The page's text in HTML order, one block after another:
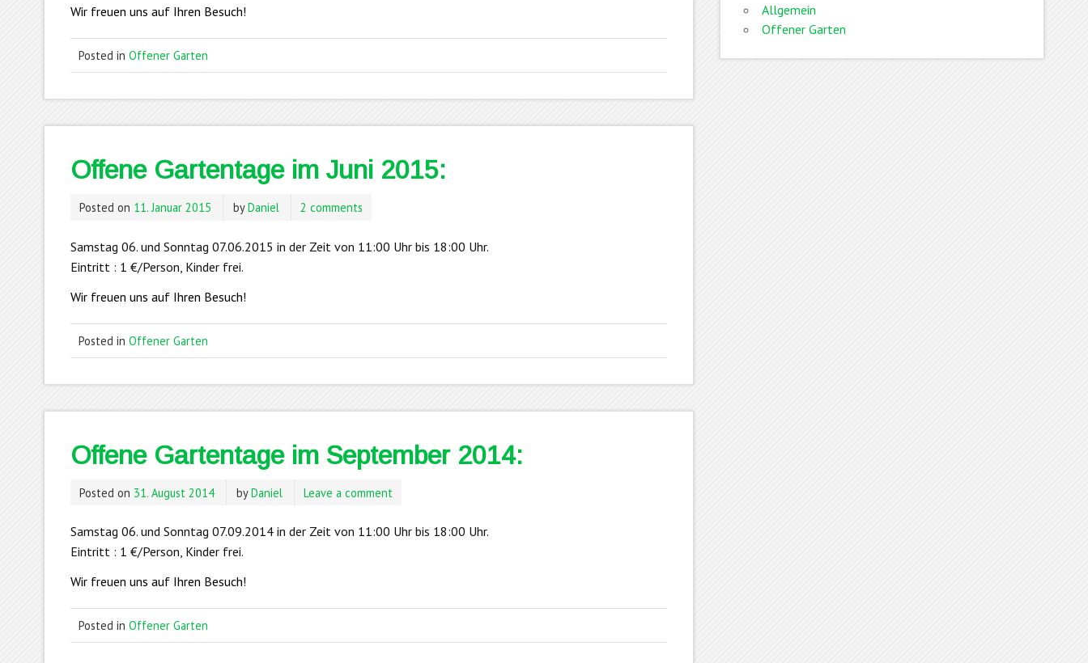
Wir freuen uns auf Ihren Besuch!
Posted in Offener Garten
Offene Gartentage im Juni 2015:
Posted on 11. Januar 2015 byDaniel 2 comments
Samstag 06. und Sonntag 07.06.2015 in der Zeit von 11:00 Uhr bis 18:00 Uhr.
Eintritt : 1 €/Person, Kinder frei.
Wir freuen uns auf Ihren Besuch!
Posted in Offener Garten
Offene Gartentage im September 2014:
Posted on 31. August 2014 byDaniel Leave a comment
Samstag 06. und Sonntag 07.09.2014 in der Zeit von 11:00 Uhr bis 18:00 Uhr.
Eintritt : 1 €/Person, Kinder frei.
Wir freuen uns auf Ihren Besuch!
Posted in Offener Garten
Allgemein
Offener Garten